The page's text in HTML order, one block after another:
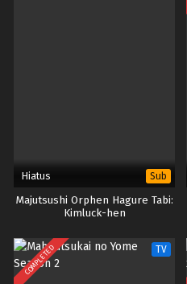
dendam. Dan percayalah, mereka
Hiatus Sub
Majutsushi Orphen Hagure Tabi:
Kimluck-hen
COMPLETED TV